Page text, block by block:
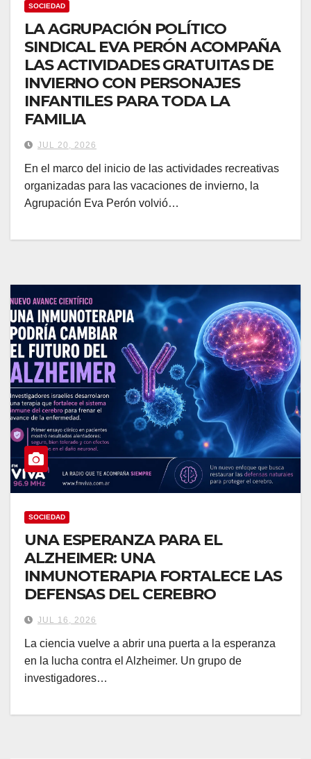
SOCIEDAD
LA AGRUPACIÓN POLÍTICO
SINDICAL EVA PERÓN ACOMPAÑA
LAS ACTIVIDADES GRATUITAS DE
INVIERNO CON PERSONAJES
INFANTILES PARA TODA LA
FAMILIA
JUL 20, 2026
En el marco del inicio de las actividades recreativas
organizadas para las vacaciones de invierno, la
Agrupación Eva Perón volvió…
SOCIEDAD
UNA ESPERANZA PARA EL
ALZHEIMER: UNA
INMUNOTERAPIA FORTALECE LAS
DEFENSAS DEL CEREBRO
JUL 16, 2026
La ciencia vuelve a abrir una puerta a la esperanza
en la lucha contra el Alzheimer. Un grupo de
investigadores…